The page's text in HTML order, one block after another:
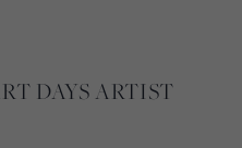
DAYS ARTIST